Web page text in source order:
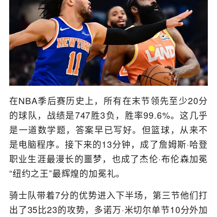
在NBA季后赛历史上，所有在末节领先至少20分
的球队，战绩是747胜3负，胜率99.6%。这几乎
是一道数学题，答案早已写好。但篮球，从来不
是电脑程序。接下来的13分钟，成了詹姆斯·哈登
职业生涯最漫长的噩梦，也成了杰伦·布伦森加冕
“纽约之王”最辉煌的加冕礼。
骑士队带着7分的优势进入下半场，第三节他们打
出了35比23的攻势，多诺万·米切尔单节10分外加